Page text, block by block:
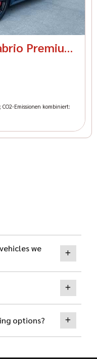
Premium
Emissionen kombiniert:
we
options?